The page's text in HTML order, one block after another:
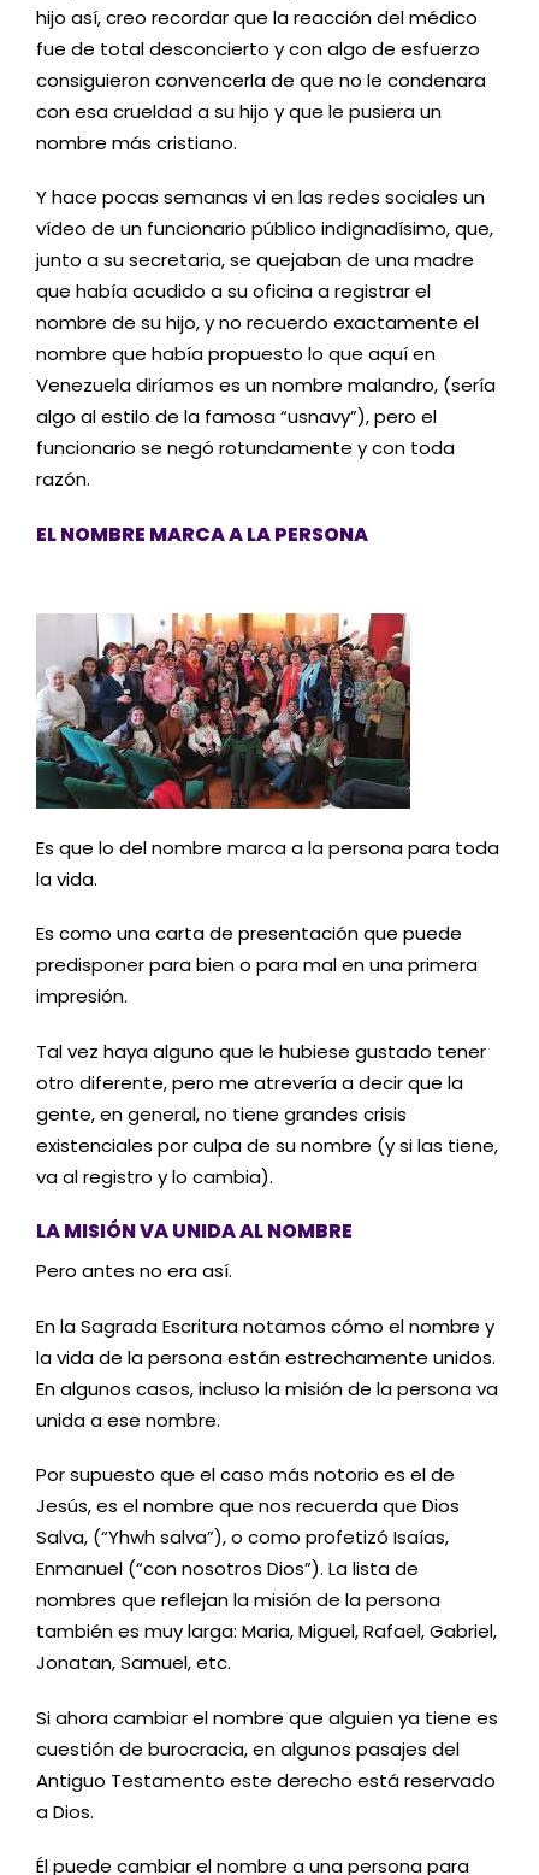
hijo así, creo recordar que la reacción del médico
fue de total desconcierto y con algo de esfuerzo
consiguieron convencerla de que no le condenara
con esa crueldad a su hijo y que le pusiera un
nombre más cristiano.
Y hace pocas semanas vi en las redes sociales un
vídeo de un funcionario público indignadísimo, que,
junto a su secretaria, se quejaban de una madre
que había acudido a su oficina a registrar el
nombre de su hijo, y no recuerdo exactamente el
nombre que había propuesto lo que aquí en
Venezuela diríamos es un nombre malandro, (sería
algo al estilo de la famosa “usnavy”), pero el
funcionario se negó rotundamente y con toda
razón.
EL NOMBRE MARCA A LA PERSONA
Es que lo del nombre marca a la persona para toda
la vida.
Es como una carta de presentación que puede
predisponer para bien o para mal en una primera
impresión.
Tal vez haya alguno que le hubiese gustado tener
otro diferente, pero me atrevería a decir que la
gente, en general, no tiene grandes crisis
existenciales por culpa de su nombre (y si las tiene,
va al registro y lo cambia).
LA MISIÓN VA UNIDA AL NOMBRE
Pero antes no era así.
En la Sagrada Escritura notamos cómo el nombre y
la vida de la persona están estrechamente unidos.
En algunos casos, incluso la misión de la persona va
unida a ese nombre.
Por supuesto que el caso más notorio es el de
Jesús, es el nombre que nos recuerda que Dios
Salva, (“Yhwh salva”), o como profetizó Isaías,
Enmanuel (“con nosotros Dios”). La lista de
nombres que reflejan la misión de la persona
también es muy larga: Maria, Miguel, Rafael, Gabriel,
Jonatan, Samuel, etc.
Si ahora cambiar el nombre que alguien ya tiene es
cuestión de burocracia, en algunos pasajes del
Antiguo Testamento este derecho está reservado
a Dios.
Él puede cambiar el nombre a una persona para